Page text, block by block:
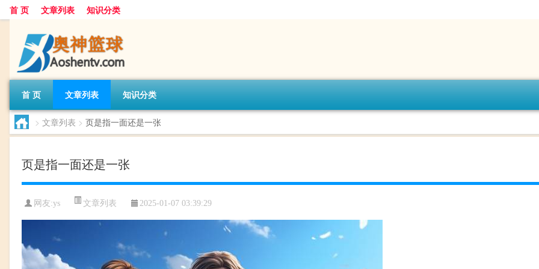
首 页 文章列表 知识分类
首 页 文章列表 知识分类
> 文章列表 > 页是指一面还是一张
页是指一面还是一张
网友:ys 文章列表 2025-01-07 03:39:29